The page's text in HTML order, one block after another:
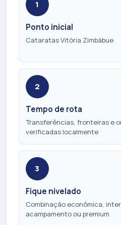
1
Ponto inicial
Cataratas Vitória Zimbábue
2
Tempo de rota
Transferências, fronteiras e
verificadas localmente
3
Fique nivelado
Combinação econômica,
acampamento ou premium